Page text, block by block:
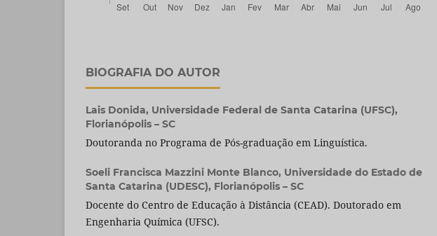
BIOGRAFIA DO AUTOR
Lais Donida, Universidade Federal de Santa Catarina (UFSC),
Florianópolis – SC
Doutoranda no Programa de Pós-graduação em Linguística.
Soeli Francisca Mazzini Monte Blanco, Universidade do Estado de
Santa Catarina (UDESC), Florianópolis – SC
Docente do Centro de Educação à Distância (CEAD). Doutorado em
Engenharia Química (UFSC).